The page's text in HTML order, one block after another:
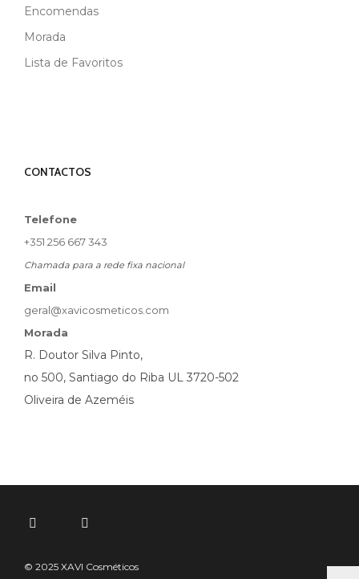
Encomendas
Morada
Lista de Favoritos
CONTACTOS
Telefone
+351 256 667 343
Chamada para a rede fixa nacional
Email
geral@xavicosmeticos.com
Morada
R. Doutor Silva Pinto,
no 500, Santiago do Riba UL 3720-502
Oliveira de Azeméis
© 2025 XAVI Cosméticos